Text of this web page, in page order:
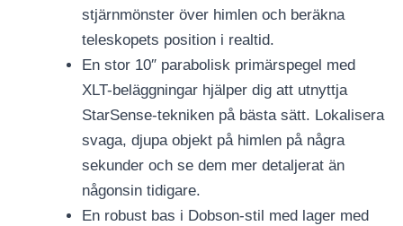
stjärnmönster över himlen och beräkna
teleskopets position i realtid.
En stor 10″ parabolisk primärspegel med
XLT-beläggningar hjälper dig att utnyttja
StarSense-tekniken på bästa sätt. Lokalisera
svaga, djupa objekt på himlen på några
sekunder och se dem mer detaljerat än
någonsin tidigare.
En robust bas i Dobson-stil med lager med